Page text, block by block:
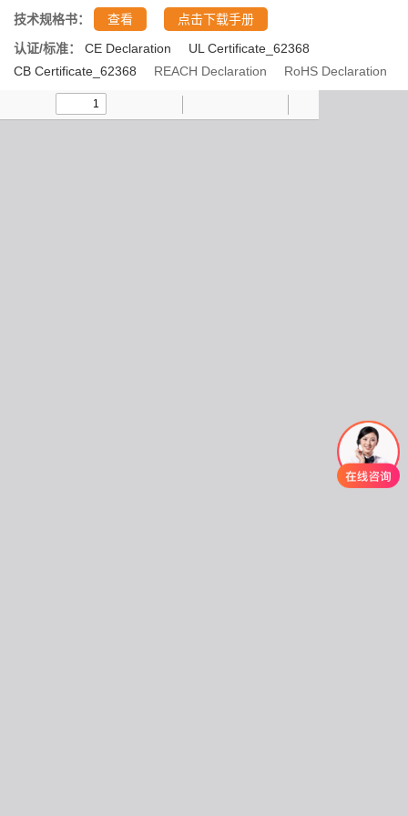
技术规格书： 查看
点击下载手册
认证/标准：
CE Declaration
UL Certificate_62368
CB Certificate_62368
REACH Declaration RoHS Declaration